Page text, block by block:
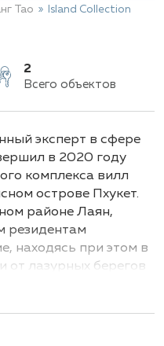
Тао Island Collection
2
Всего объектов
эксперт в сфере
в 2020 году
комплекса вилл
острове Пхукет.
районе Лаян,
резидентам
находясь при этом в
от лазурных берегов
Пхукете предлагаются
которых имеет